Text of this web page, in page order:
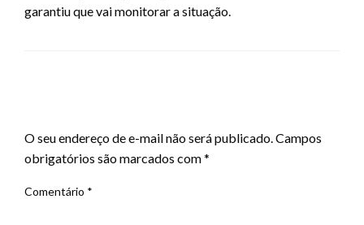
garantiu que vai monitorar a situação.
O seu endereço de e-mail não será publicado.Campos
obrigatórios são marcados com*
Comentário *